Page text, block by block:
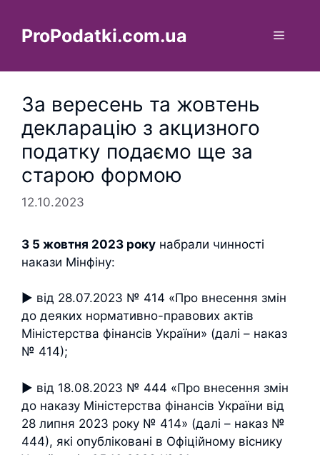
вмістуProPodatki.com.ua Меню
За вересень та жовтень
декларацію з акцизного
податку подаємо ще за
старою формою
12.10.2023
З 5 жовтня 2023 року набрали чинності
накази Мінфіну:
► від 28.07.2023 № 414 «Про внесення змін
до деяких нормативно-правових актів
Міністерства фінансів України» (далі – наказ
№ 414);
► від 18.08.2023 № 444 «Про внесення змін
до наказу Міністерства фінансів України від
28 липня 2023 року № 414» (далі – наказ №
444), які опубліковані в Офіційному віснику